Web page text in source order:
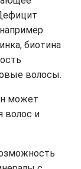
биотина
волосы.
может
волос и